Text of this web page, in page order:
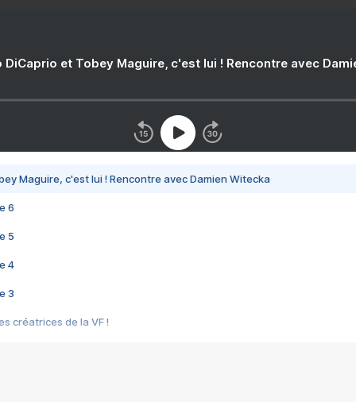
DiCaprio et Tobey Maguire, c'est lui ! Rencontre avec
Maguire, c'est lui ! Rencontre avec Damien Witecka
6
5
4
3
créatrices de la VF !